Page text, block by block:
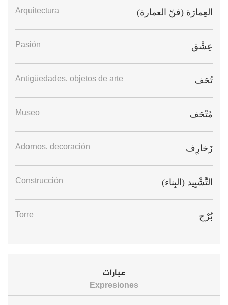
العِمارَة (فنّ العمارة) Arquitectura
عِشْق Pasión
تُحَف Antigüedades, objetos de arte
مُتْحَف Museo
زَخارِف Adornos, decoración
التَّشْيِيد (البِناء) Construcción
بُرْج Torre
عبارات
Expresiones